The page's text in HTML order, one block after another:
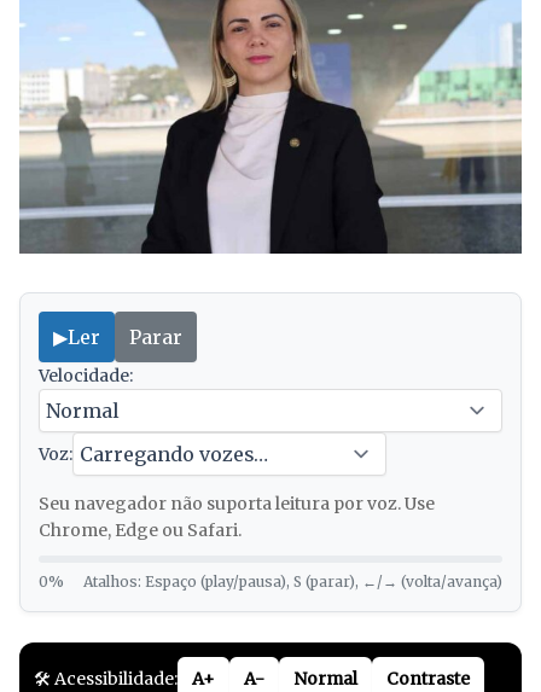
▶Ler Parar
Velocidade:
Voz:
Seu navegador não suporta leitura por voz. Use
Chrome, Edge ou Safari.
0% Atalhos: Espaço (play/pausa), S (parar), ←/→ (volta/avança)
🛠️ Acessibilidade: A+ A- Normal Contraste